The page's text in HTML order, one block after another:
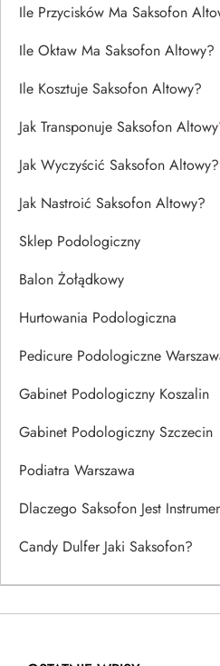
Ile Przycisków Ma Saksofon
Ile Oktaw Ma Saksofon Altowy?
Ile Kosztuje Saksofon Altowy?
Jak Transponuje Saksofon
Jak Wyczyścić Saksofon Altowy?
Jak Nastroić Saksofon Altowy?
Sklep Podologiczny
Balon Żołądkowy
Hurtowania Podologiczna
Pedicure Podologiczne
Gabinet Podologiczny Koszalin
Gabinet Podologiczny Szczecin
Podiatra Warszawa
Dlaczego Saksofon Jest
Candy Dulfer Jaki Saksofon?